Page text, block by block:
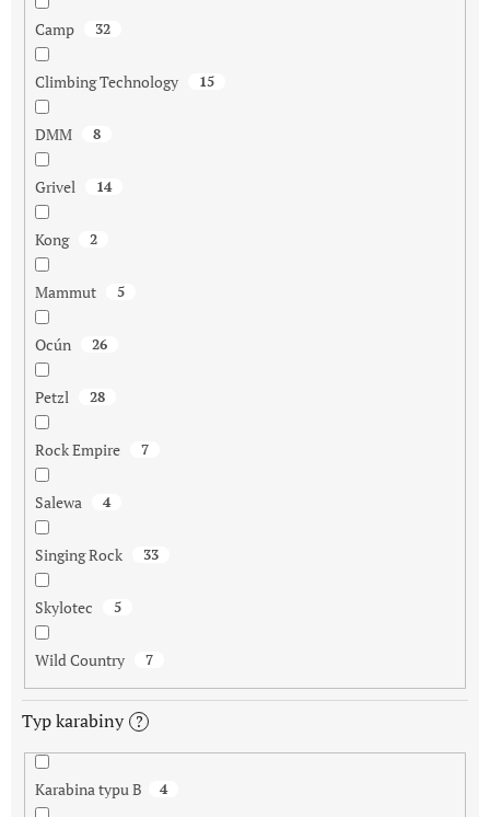
Camp 32
Climbing Technology 15
DMM 8
Grivel 14
Kong 2
Mammut 5
Ocún 26
Petzl 28
Rock Empire 7
Salewa 4
Singing Rock 33
Skylotec 5
Wild Country 7
Typ karabiny ?
Karabina typu B 4